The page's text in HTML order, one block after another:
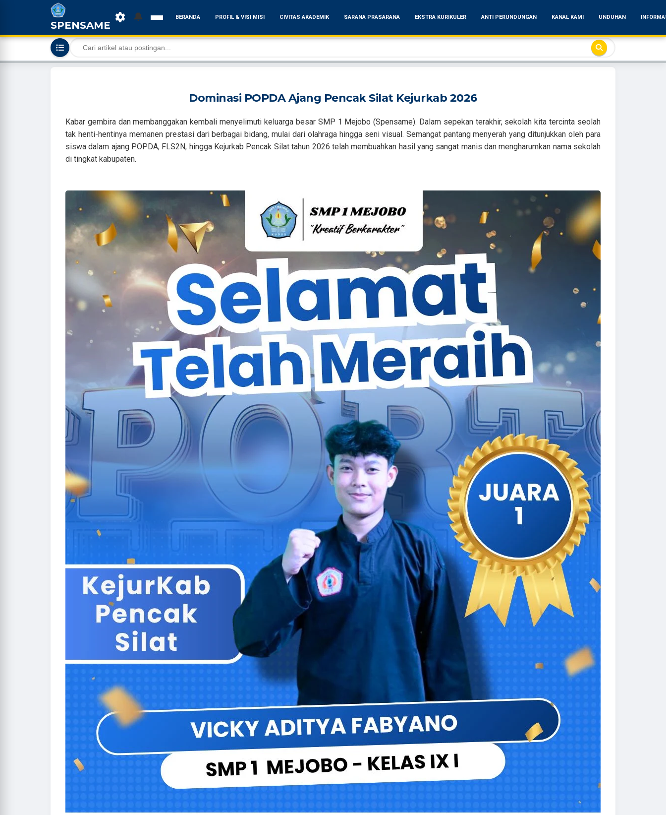
SPENSAME
🔔 BERANDA PROFIL & VISI MISI CIVITAS AKADEMIK SARANA PRASARANA EKSTRA KURIKULER ANTI PERUNDUNGAN KANAL KAMI UNDUHAN
Dominasi POPDA Ajang Pencak Silat Kejurkab 2026
Kabar gembira dan membanggakan kembali menyelimuti keluarga besar SMP 1 Mejobo (Spensame). Dalam sepekan terakhir, sekolah kita tercinta seolah
tak henti-hentinya memanen prestasi dari berbagai bidang, mulai dari olahraga hingga seni visual. Semangat pantang menyerah yang ditunjukkan oleh para
siswa dalam ajang POPDA, FLS2N, hingga Kejurkab Pencak Silat tahun 2026 telah membuahkan hasil yang sangat manis dan mengharumkan nama sekolah
di tingkat kabupaten.